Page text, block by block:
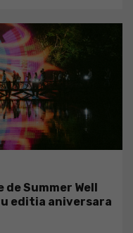
Summer Well
editia aniversara